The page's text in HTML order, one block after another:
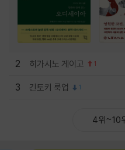
2 히가시노 게이고 1
3 긴토키 룩업 1
4위~10